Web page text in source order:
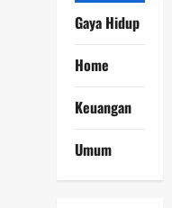
Gaya Hidup
Home
Keuangan
Umum